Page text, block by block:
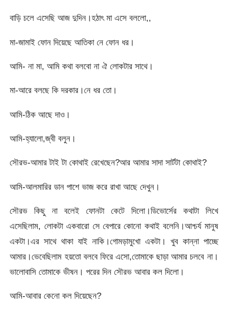
বাড়ি চলে এসেছি আজ দুদিন।হঠাৎ মা এসে বললো,,
মা-জামাই ফোন দিয়েছে আতিকা নে ফোন ধর।
আমি- না মা, আমি কথা বলবো না ঐ লোকটার সাথে।
মা-আরে বলছে কি দরকার।নে ধর তো।
আমি-ঠিক আছে দাও।
আমি-হ্যালো,জ্বী বলুন।
সৌরভ-আমার টাই টা কোথাই রেখেছেন?আর আমার সাদা সার্টটা কোথাই?
আমি-আলমারির ডান পাশে ভাজ করে রাখা আছে দেখুন।
সৌরভ কিছু না বলেই ফোনটা কেটে দিলো।ডিভোর্সের কথাটা লিখে
এসেছিলাম, লোকটা একবারো সে বেপারে কোনো কথাই বলেনি।আশ্চর্য মানুষ
একটা।এর সাথে থাকা যাই নাকি।গোমড়ামুখো একটা। খুব কান্না পাচ্ছে
আমার।ভেবেছিলাম হয়তো বলবে ফিরে এসো,তোমাকে ছাড়া আমার চলবে না।
ভালোবাসি তোমাকে ভীষন। পরের দিন সৌরভ আবার কল দিলো।
আমি-আবার কেনো কল দিয়েছেন?